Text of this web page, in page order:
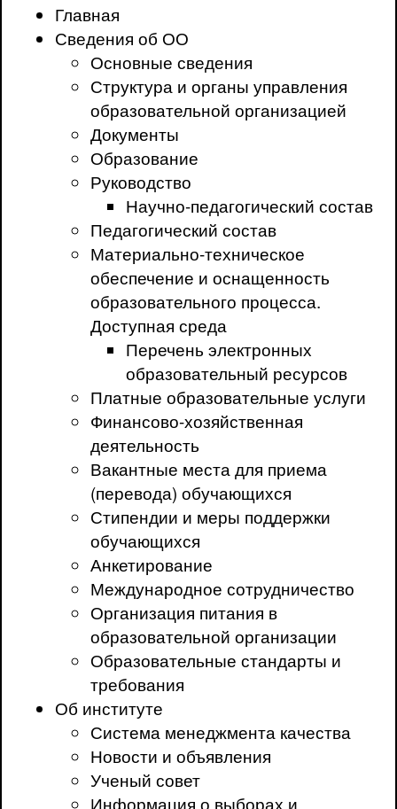
Главная
Сведения об ОО
Основные сведения
Структура и органы управления
образовательной организацией
Документы
Образование
Руководство
Научно-педагогический состав
Педагогический состав
Материально-техническое
обеспечение и оснащенность
образовательного процесса.
Доступная среда
Перечень электронных
образовательный ресурсов
Платные образовательные услуги
Финансово-хозяйственная
деятельность
Вакантные места для приема
(перевода) обучающихся
Стипендии и меры поддержки
обучающихся
Анкетирование
Международное сотрудничество
Организация питания в
образовательной организации
Образовательные стандарты и
требования
Об институте
Система менеджмента качества
Новости и объявления
Ученый совет
Информация о выборах и